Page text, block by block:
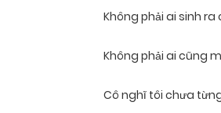
Không phải ai sinh
Không phải ai cũng
Cô nghĩ tôi chưa